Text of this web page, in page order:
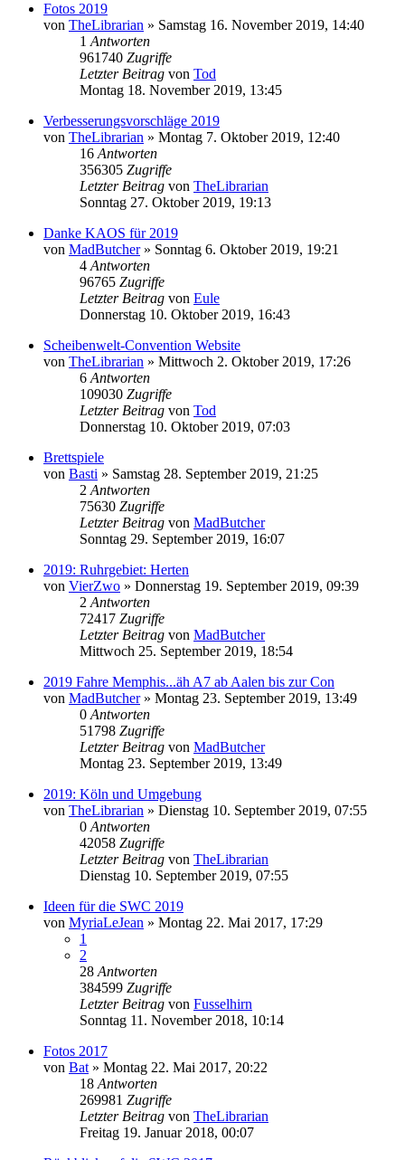
Fotos 2019
von TheLibrarian » Samstag 16. November 2019, 14:40
1 Antworten
961740 Zugriffe
Letzter Beitrag von Tod
Montag 18. November 2019, 13:45
Verbesserungsvorschläge 2019
von TheLibrarian » Montag 7. Oktober 2019, 12:40
16 Antworten
356305 Zugriffe
Letzter Beitrag von TheLibrarian
Sonntag 27. Oktober 2019, 19:13
Danke KAOS für 2019
von MadButcher» Sonntag 6. Oktober 2019, 19:21
4 Antworten
96765 Zugriffe
Letzter Beitrag von Eule
Donnerstag 10. Oktober 2019, 16:43
Scheibenwelt-Convention Website
von TheLibrarian » Mittwoch 2. Oktober 2019, 17:26
6 Antworten
109030 Zugriffe
Letzter Beitrag von Tod
Donnerstag 10. Oktober 2019, 07:03
Brettspiele
von Basti » Samstag 28. September 2019, 21:25
2 Antworten
75630 Zugriffe
Letzter Beitrag von MadButcher
Sonntag 29. September 2019, 16:07
2019: Ruhrgebiet: Herten
von VierZwo » Donnerstag 19. September 2019, 09:39
2 Antworten
72417 Zugriffe
Letzter Beitrag von MadButcher
Mittwoch 25. September 2019, 18:54
2019 Fahre Memphis...äh A7 ab Aalen bis zur Con
von MadButcher» Montag 23. September 2019, 13:49
0 Antworten
51798 Zugriffe
Letzter Beitrag von MadButcher
Montag 23. September 2019, 13:49
2019: Köln und Umgebung
von TheLibrarian » Dienstag 10. September 2019, 07:55
0 Antworten
42058 Zugriffe
Letzter Beitrag von TheLibrarian
Dienstag 10. September 2019, 07:55
Ideen für die SWC 2019
von MyriaLeJean » Montag 22. Mai 2017, 17:29
1
2
28 Antworten
384599 Zugriffe
Letzter Beitrag von Fusselhirn
Sonntag 11. November 2018, 10:14
Fotos 2017
von Bat » Montag 22. Mai 2017, 20:22
18 Antworten
269981 Zugriffe
Letzter Beitrag von TheLibrarian
Freitag 19. Januar 2018, 00:07